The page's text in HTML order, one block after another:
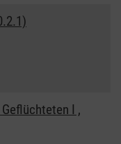
I ,